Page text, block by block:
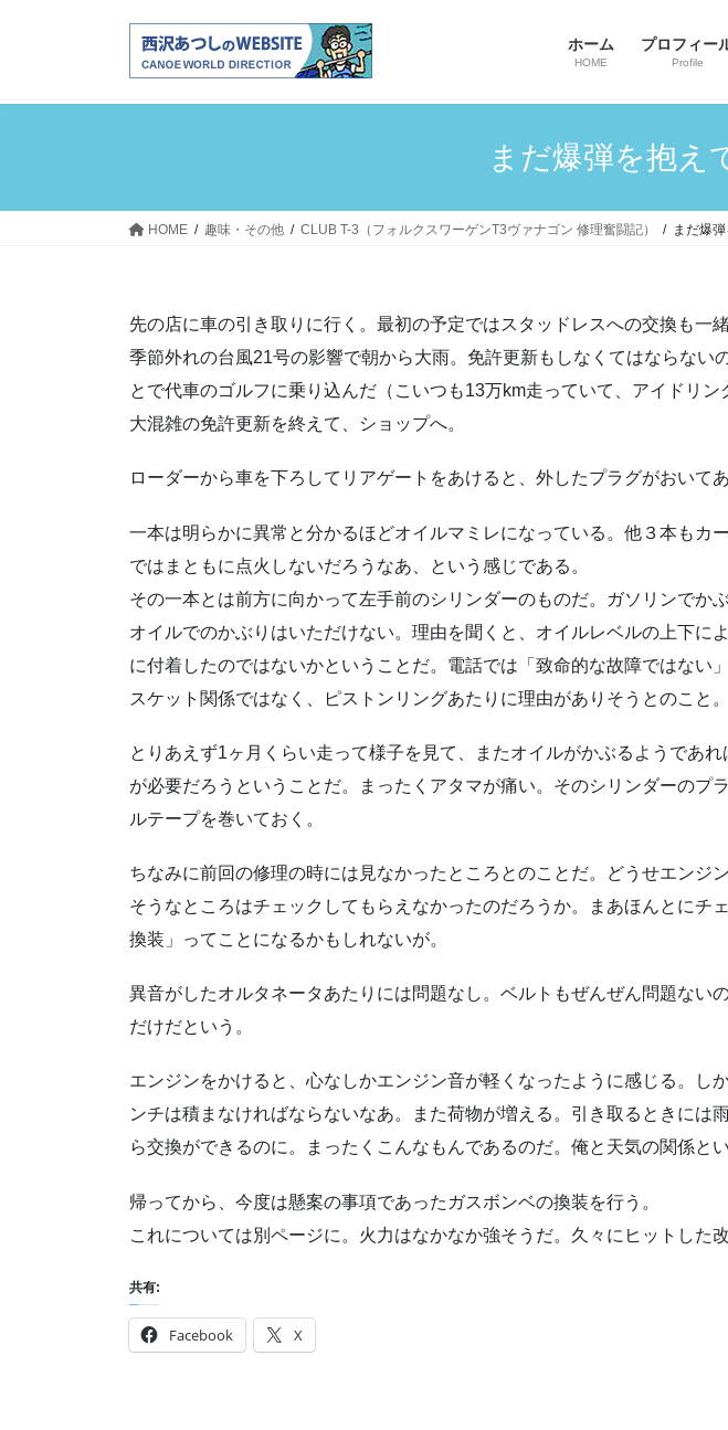
ホーム
HOME
プロフィー
Profile
まだ爆弾を抱え
HOME 趣味・その他 CLUB T-3（フォルクスワーゲンT3ヴァナゴン 修理奮闘記） まだ爆
先の店に車の引き取りに行く。最初の予定ではスタッドレスへの交換も一
季節外れの台風21号の影響で朝から大雨。免許更新もしなくてはならない
とで代車のゴルフに乗り込んだ（こいつも13万km走っていて、アイドリン
大混雑の免許更新を終えて、ショップへ。
ローダーから車を下ろしてリアゲートをあけると、外したプラグがおいてあ
一本は明らかに異常と分かるほどオイルマミレになっている。他３本もカ
ではまともに点火しないだろうなあ、という感じである。
その一本とは前方に向かって左手前のシリンダーのものだ。ガソリンでか
オイルでのかぶりはいただけない。理由を聞くと、オイルレベルの上下に
に付着したのではないかということだ。電話では「致命的な故障ではない
スケット関係ではなく、ピストンリングあたりに理由がありそうとのこと。
とりあえず1ヶ月くらい走って様子を見て、またオイルがかぶるようであ
が必要だろうということだ。まったくアタマが痛い。そのシリンダーのプ
ルテープを巻いておく。
ちなみに前回の修理の時には見なかったところとのことだ。どうせエンジ
そうなところはチェックしてもらえなかったのだろうか。まあほんとにチ
換装」ってことになるかもしれないが。
異音がしたオルタネータあたりには問題なし。ベルトもぜんぜん問題ない
だけだという。
エンジンをかけると、心なしかエンジン音が軽くなったように感じる。し
ンチは積まなければならないなあ。また荷物が増える。引き取るときには
ら交換ができるのに。まったくこんなもんであるのだ。俺と天気の関係とい
帰ってから、今度は懸案の事項であったガスボンベの換装を行う。
これについては別ページに。火力はなかなか強そうだ。久々にヒットした改
共有:
Facebook X